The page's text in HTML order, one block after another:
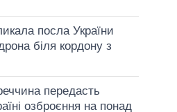
посла України
біля кордону з
передасть
озброєння на понад